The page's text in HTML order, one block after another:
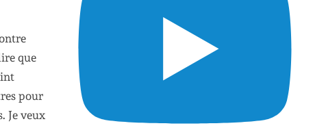
que
pour
Je veux